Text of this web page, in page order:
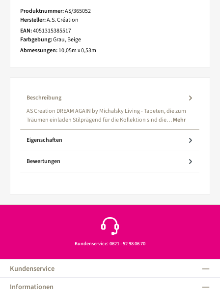
Produktnummer:AS/365052
Hersteller:A.S. Création
EAN:4051315385517
Farbgebung:Grau, Beige
Abmessungen:10,05m x 0,53m
Beschreibung
AS Creation DREAM AGAIN by Michalsky Living - Tapeten, die zum
Träumen einladen Stilprägend für die Kollektion sind die…Mehr
Eigenschaften
Bewertungen
Kundenservice: 0621 - 52 98 06 70
Kundenservice
Informationen